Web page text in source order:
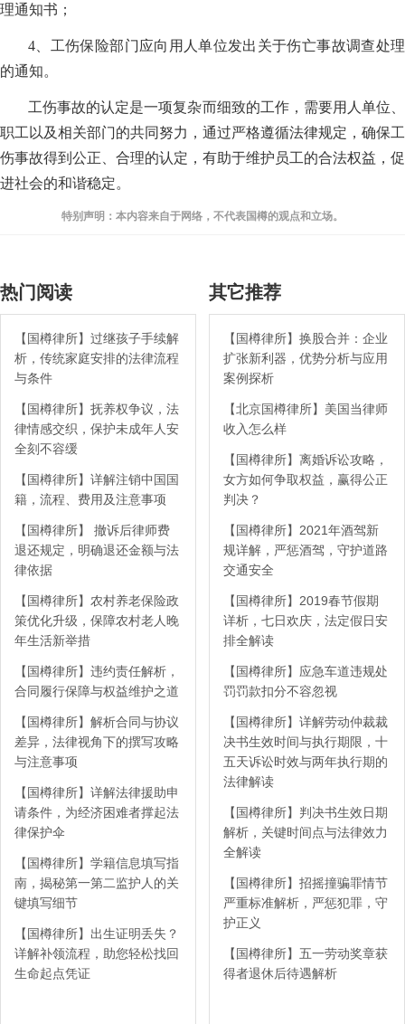
理通知书；
4、工伤保险部门应向用人单位发出关于伤亡事故调查处理
的通知。
工伤事故的认定是一项复杂而细致的工作，需要用人单位、
职工以及相关部门的共同努力，通过严格遵循法律规定，确保工
伤事故得到公正、合理的认定，有助于维护员工的合法权益，促
进社会的和谐稳定。
特别声明：本内容来自于网络，不代表国樽的观点和立场。
热门阅读
【国樽律所】过继孩子手续解
析，传统家庭安排的法律流程
与条件
【国樽律所】抚养权争议，法
律情感交织，保护未成年人安
全刻不容缓
【国樽律所】详解注销中国国
籍，流程、费用及注意事项
【国樽律所】 撤诉后律师费
退还规定，明确退还金额与法
律依据
【国樽律所】农村养老保险政
策优化升级，保障农村老人晚
年生活新举措
【国樽律所】违约责任解析，
合同履行保障与权益维护之道
【国樽律所】解析合同与协议
差异，法律视角下的撰写攻略
与注意事项
【国樽律所】详解法律援助申
请条件，为经济困难者撑起法
律保护伞
【国樽律所】学籍信息填写指
南，揭秘第一第二监护人的关
键填写细节
【国樽律所】出生证明丢失？
详解补领流程，助您轻松找回
生命起点凭证
其它推荐
【国樽律所】换股合并：企业
扩张新利器，优势分析与应用
案例探析
【北京国樽律所】美国当律师
收入怎么样
【国樽律所】离婚诉讼攻略，
女方如何争取权益，赢得公正
判决？
【国樽律所】2021年酒驾新
规详解，严惩酒驾，守护道路
交通安全
【国樽律所】2019春节假期
详析，七日欢庆，法定假日安
排全解读
【国樽律所】应急车道违规处
罚罚款扣分不容忽视
【国樽律所】详解劳动仲裁裁
决书生效时间与执行期限，十
五天诉讼时效与两年执行期的
法律解读
【国樽律所】判决书生效日期
解析，关键时间点与法律效力
全解读
【国樽律所】招摇撞骗罪情节
严重标准解析，严惩犯罪，守
护正义
【国樽律所】五一劳动奖章获
得者退休后待遇解析